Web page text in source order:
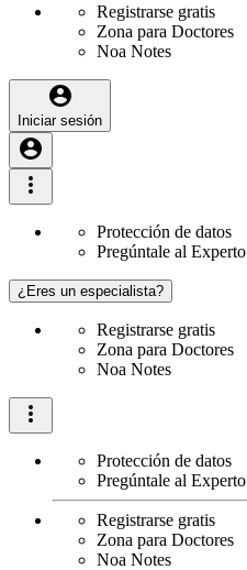
Registrarse gratis
Zona para Doctores
Noa Notes
Iniciar sesión
Protección de datos
Pregúntale al Experto
¿Eres un especialista?
Registrarse gratis
Zona para Doctores
Noa Notes
Protección de datos
Pregúntale al Experto
Registrarse gratis
Zona para Doctores
Noa Notes